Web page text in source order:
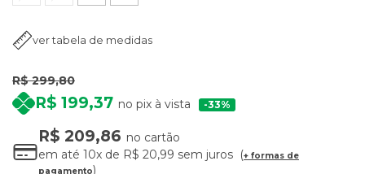
ver tabela de medidas
R$ 299,80
R$ 199,37 no pix à vista 33%
R$ 209,86 no cartão
em até 10x de R$ 20,99 sem juros
+ formas de
pagamento